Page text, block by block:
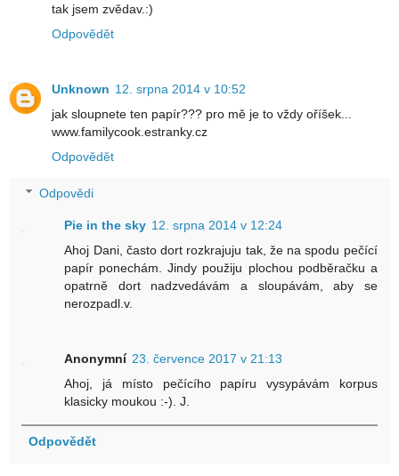
tak jsem zvědav.:)
Odpovědět
Unknown 12. srpna 2014 v 10:52
jak sloupnete ten papír??? pro mě je to vždy oříšek...
www.familycook.estranky.cz
Odpovědět
Odpovědi
Pie in the sky 12. srpna 2014 v 12:24
Ahoj Dani, často dort rozkrajuju tak, že na spodu pečící
papír ponechám. Jindy použiju plochou podběračku a
opatrně dort nadzvedávám a sloupávám, aby se
nerozpadl.v.
Anonymní 23. července 2017 v 21:13
Ahoj, já místo pečícího papíru vysypávám korpus
klasicky moukou :-). J.
Odpovědět